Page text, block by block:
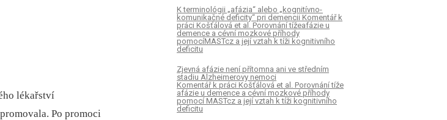
lékařství
Po promoci
K terminológii „afázia“ alebo „kognitívno-
komunikačné deficity“ pri demencii Komentář k
práci Košťálová et al. Porovnání tížeafázie u
demence a cévní mozkové příhody
pomocíMASTcz a její vztah k tíži kognitivního
deficitu
Zjevná afázie není přítomna ani ve středním
stadiu Alzheimerovy nemoci
Komentář k práci Košťálová et al. Porovnání tíže
afázie u demence a cévní mozkové příhody
pomocí MASTcz a její vztah k tíži kognitivního
deficitu